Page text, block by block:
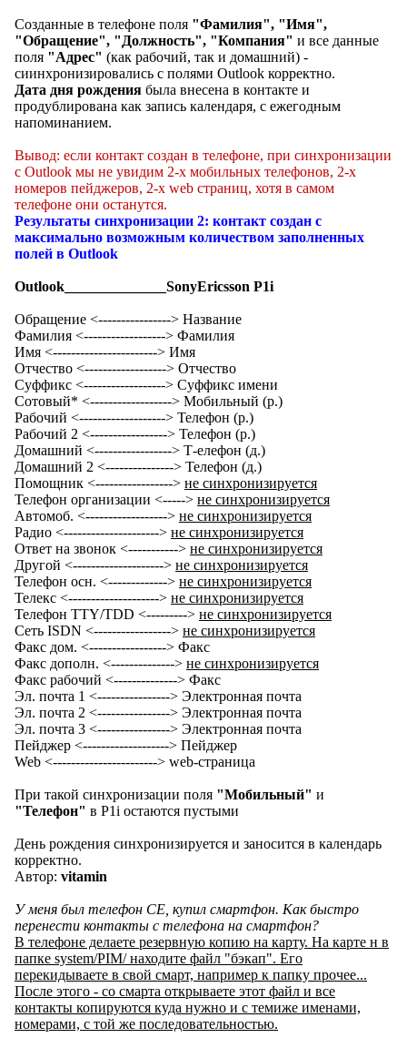
Созданные в телефоне поля "Фамилия", "Имя",
"Обращение", "Должность", "Компания" и все данные
поля "Адрес" (как рабочий, так и домашний) -
сиинхронизировались с полями Outlook корректно.
Дата дня рождения была внесена в контакте и
продублирована как запись календаря, с ежегодным
напоминанием.
Вывод: если контакт создан в телефоне, при синхронизации
с Outlook мы не увидим 2-х мобильных телефонов, 2-х
номеров пейджеров, 2-х web страниц, хотя в самом
телефоне они останутся.
Результаты синхронизации 2: контакт создан с
максимально возможным количеством заполненных
полей в Outlook
Outlook______________SonyEricsson P1i
Обращение <----------------> Название
Фамилия <------------------> Фамилия
Имя <-----------------------> Имя
Отчество <------------------> Отчество
Суффикс <------------------> Суффикс имени
Сотовый* <------------------> Мобильный (р.)
Рабочий <-------------------> Телефон (р.)
Рабочий 2 <-----------------> Телефон (р.)
Домашний <-----------------> Т-елефон (д.)
Домашний 2 <---------------> Телефон (д.)
Помощник <-----------------> не синхронизируется
Телефон организации <-----> не синхронизируется
Автомоб. <------------------> не синхронизируется
Радио <---------------------> не синхронизируется
Ответ на звонок <-----------> не синхронизируется
Другой <--------------------> не синхронизируется
Телефон осн. <-------------> не синхронизируется
Телекс <--------------------> не синхронизируется
Телефон TTY/TDD <---------> не синхронизируется
Сеть ISDN <-----------------> не синхронизируется
Факс дом. <-----------------> Факс
Факс дополн. <--------------> не синхронизируется
Факс рабочий <--------------> Факс
Эл. почта 1 <----------------> Электронная почта
Эл. почта 2 <----------------> Электронная почта
Эл. почта 3 <----------------> Электронная почта
Пейджер <-------------------> Пейджер
Web <-----------------------> web-страница
При такой синхронизации поля "Мобильный" и
"Телефон" в P1i остаются пустыми
День рождения синхронизируется и заносится в календарь
корректно.
Автор: vitamin
У меня был телефон СЕ, купил смартфон. Как быстро
перенести контакты с телефона на смартфон?
В телефоне делаете резервную копию на карту. На карте н в
папке system/PIM/ находите файл "бэкап". Его
перекидываете в свой смарт, например к папку прочее...
После этого - со смарта открываете этот файл и все
контакты копируются куда нужно и с темиже именами,
номерами, с той же последовательностью.